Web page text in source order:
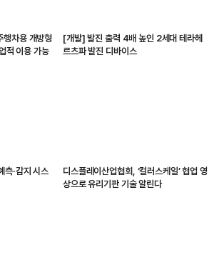
행차용 개방형
적 이용 가능
[개발] 발진 출력 4배 높인 2세대 테라헤
르츠파 발진 디바이스
측·감지 시스
디스플레이산업협회, ‘컬러스케일’ 협업 영
상으로 유리기판 기술 알린다